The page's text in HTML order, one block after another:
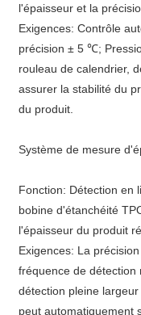
l'épaisseur et la
Exigences: Contrôle
précision ± 5 ℃;
rouleau de calendrier,
assurer la stabilité du
du produit.
Système de mesure
Fonction: Détection en
bobine d'étanchéité
l'épaisseur du produit
Exigences: La
fréquence de détection
détection pleine
peut automatiquement